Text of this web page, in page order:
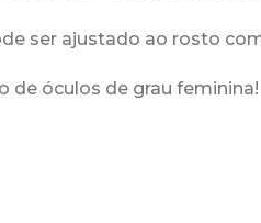
ser ajustado ao rosto
de óculos de grau feminina!